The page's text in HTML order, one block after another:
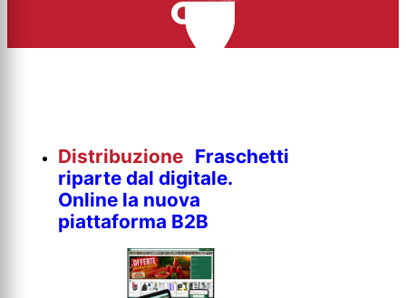
Distribuzione Fraschetti
riparte dal digitale.
Online la nuova
piattaforma B2B